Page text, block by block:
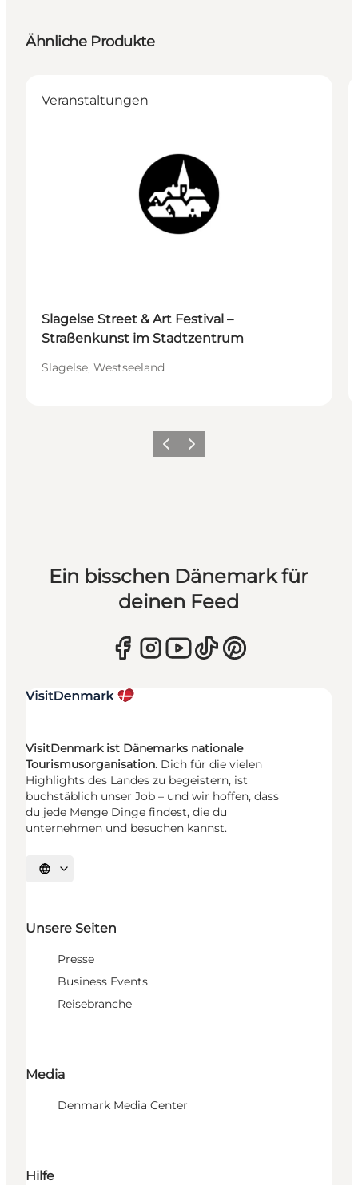
Ähnliche Produkte
Veranstaltungen
Slagelse Street & Art Festival –
Straßenkunst im Stadtzentrum
Slagelse, Westseeland
ZurückWeiter
Ein bisschen Dänemark für
deinen Feed
VisitDenmark ist Dänemarks nationale
Tourismusorganisation. Dich für die vielen
Highlights des Landes zu begeistern, ist
buchstäblich unser Job – und wir hoffen, dass
du jede Menge Dinge findest, die du
unternehmen und besuchen kannst.
Sprache auswählen
Unsere Seiten
Presse
Business Events
Reisebranche
Media
Denmark Media Center
Hilfe